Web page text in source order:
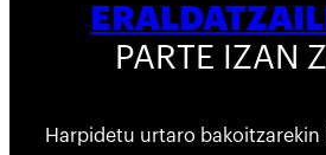
PARTE IZAN
Harpidetu urtaro bakoitzarekin